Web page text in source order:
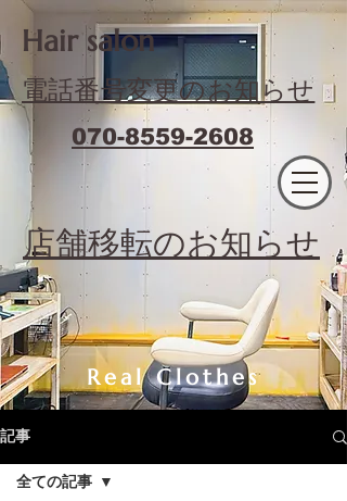
​Hair salon
電話番号変更のお知らせ
070-8559-2608
​店舗移転のお知らせ
Real Clothes
記事
全ての記事